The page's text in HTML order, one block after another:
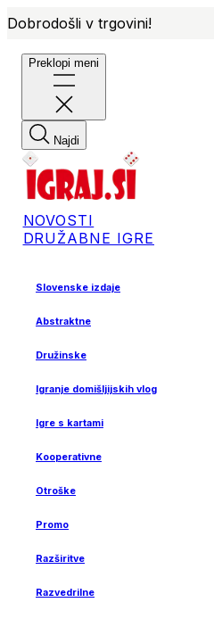
Dobrodošli v trgovini!
Preklopi meni
Najdi
NOVOSTI
DRUŽABNE IGRE
Slovenske izdaje
Abstraktne
Družinske
Igranje domišljijskih vlog
Igre s kartami
Kooperativne
Otroške
Promo
Razširitve
Razvedrilne